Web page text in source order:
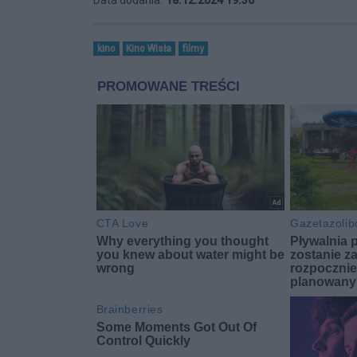
kino Kino Wisła filmy